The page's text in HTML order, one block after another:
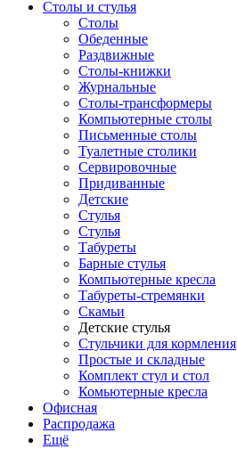
Столы и стулья
Столы
Обеденные
Раздвижные
Столы-книжки
Журнальные
Столы-трансформеры
Компьютерные столы
Письменные столы
Туалетные столики
Сервировочные
Придиванные
Детские
Стулья
Стулья
Табуреты
Барные стулья
Компьютерные кресла
Табуреты-стремянки
Скамьи
Детские стулья
Стульчики для кормления
Простые и складные
Комплект стул и стол
Комьютерные кресла
Офисная
Распродажа
Eщё